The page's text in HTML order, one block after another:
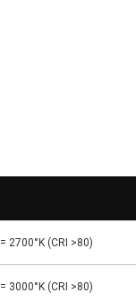
= 2700°K (CRI >80)
= 3000°K (CRI >80)